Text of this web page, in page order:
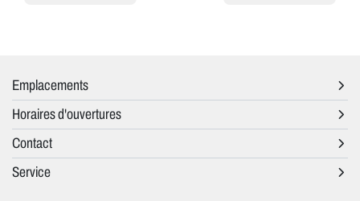
Emplacements
Horaires d'ouvertures
Contact
Service